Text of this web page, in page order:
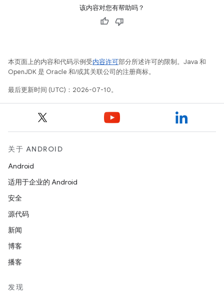
该内容对您有帮助吗？
本页面上的内容和代码示例受内容许可部分所述许可的限制。Java 和
OpenJDK 是 Oracle 和/或其关联公司的注册商标。
最后更新时间 (UTC)：2026-07-10。
关于 ANDROID
Android
适用于企业的 Android
安全
源代码
新闻
博客
播客
发现